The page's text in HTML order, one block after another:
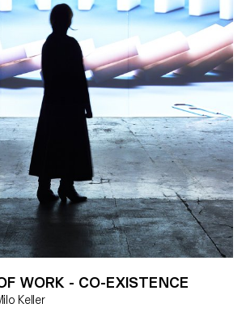
WORK - CO-EXISTENCE
Area Of Work, Milo Keller